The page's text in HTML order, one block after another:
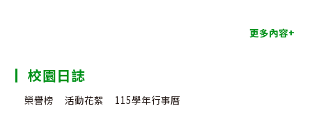
更多內容+
校園日誌
榮譽榜 活動花絮 115學年行事曆